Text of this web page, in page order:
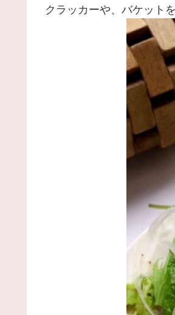
クラッカーや、バケット